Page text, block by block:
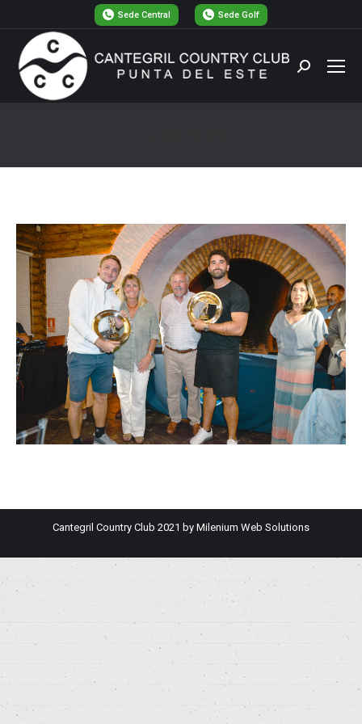
Sede Central Sede Golf
Buscar:
Cantegril Country Club 2021 by Milenium Web Solutions